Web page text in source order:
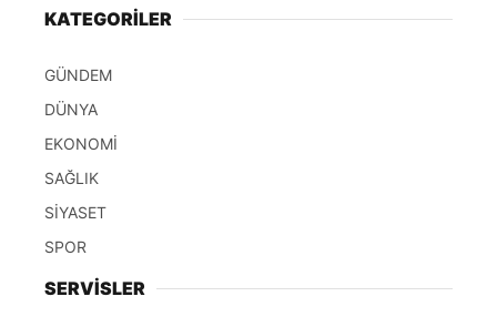
KATEGORİLER
GÜNDEM
DÜNYA
EKONOMİ
SAĞLIK
SİYASET
SPOR
SERVİSLER